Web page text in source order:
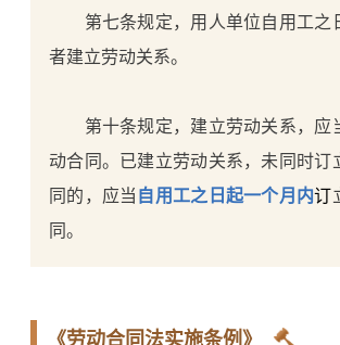
第七条规定，用人单位自用工之
者建立劳动关系。
第十条规定，建立劳动关系，应
动合同。已建立劳动关系，未同时订
同的，应当 自用工之日起一个月内订
同。
《劳动合同法实施条例》